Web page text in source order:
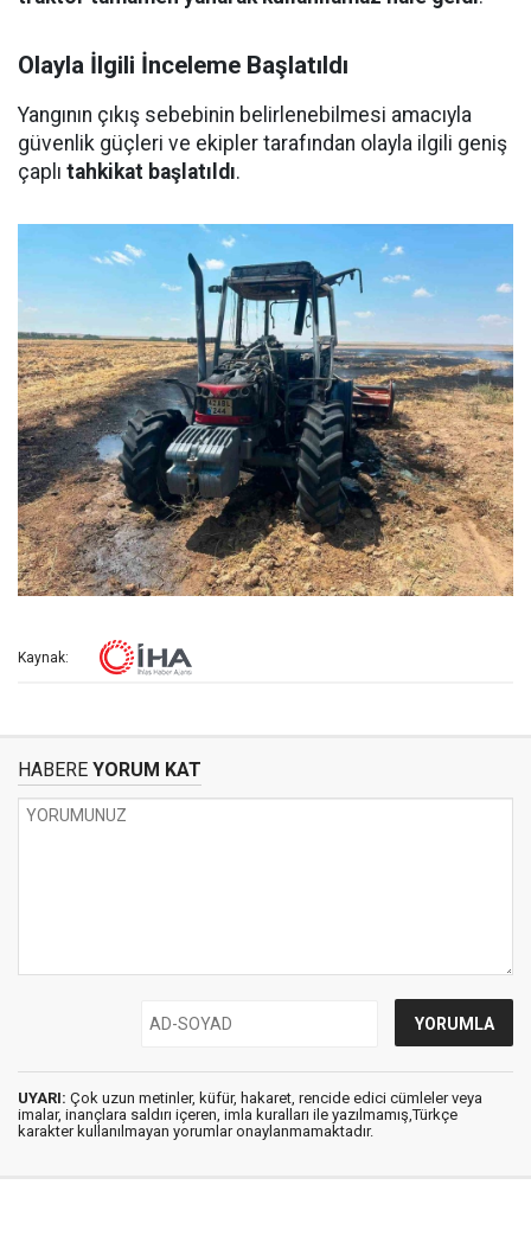
Olayla İlgili İnceleme Başlatıldı
Yangının çıkış sebebinin belirlenebilmesi amacıyla
güvenlik güçleri ve ekipler tarafından olayla ilgili geniş
çaplı tahkikat başlatıldı.
Kaynak:
HABERE YORUM KAT
UYARI: Çok uzun metinler, küfür, hakaret, rencide edici cümleler veya
imalar, inançlara saldırı içeren, imla kuralları ile yazılmamış,Türkçe
karakter kullanılmayan yorumlar onaylanmamaktadır.